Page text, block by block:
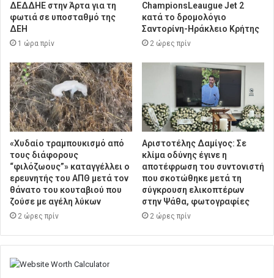
ΔΕΔΔΗΕ στην Άρτα για τη
φωτιά σε υποσταθμό της
ΔΕΗ
1 ώρα πρίν
ChampionsLeaugue Jet 2
κατά το δρομολόγιο
Σαντορίνη-Ηράκλειο Κρήτης
2 ώρες πρίν
«Χυδαίο τραμπουκισμό από
τους διάφορους
“φιλόζωους”» καταγγέλλει ο
ερευνητής του ΑΠΘ μετά τον
θάνατο του κουταβιού που
ζούσε με αγέλη λύκων
2 ώρες πρίν
Αριστοτέλης Δαμίγος: Σε
κλίμα οδύνης έγινε η
αποτέφρωση του συντονιστή
που σκοτώθηκε μετά τη
σύγκρουση ελικοπτέρων
στην Ψάθα, φωτογραφίες
2 ώρες πρίν